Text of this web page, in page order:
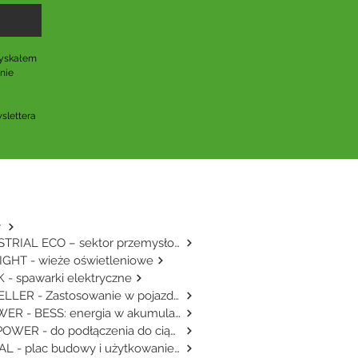
INDUSTRIAL ECO – sektor przemysłowy
- wieże oświetleniowe
- spawarki elektryczne
TRAVELLER - Zastosowanie w pojazdach
E-POWER - BESS: energia w akumulatorze
AGRIPOWER - do podłączenia do ciągnika
RENTAL - plac budowy i użytkowanie mobilne